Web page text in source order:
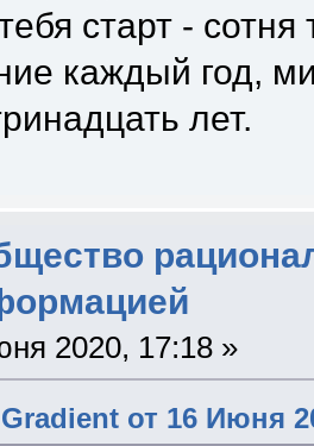
старт -
каждый год,
лет.
2020, 17:18 »
от 16 Июня